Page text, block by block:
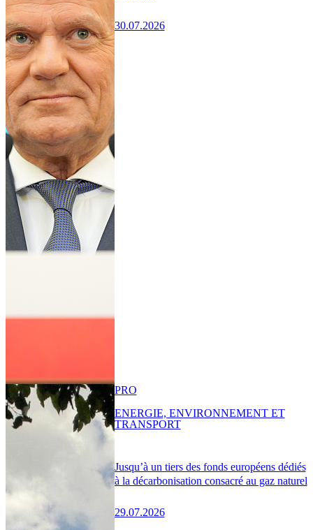
30.07.2026
Jusqu’à un tiers des fonds européens dédiés
à la décarbonisation consacré au gaz naturel
29.07.2026
PRO
ENERGIE, ENVIRONNEMENT ET
TRANSPORT